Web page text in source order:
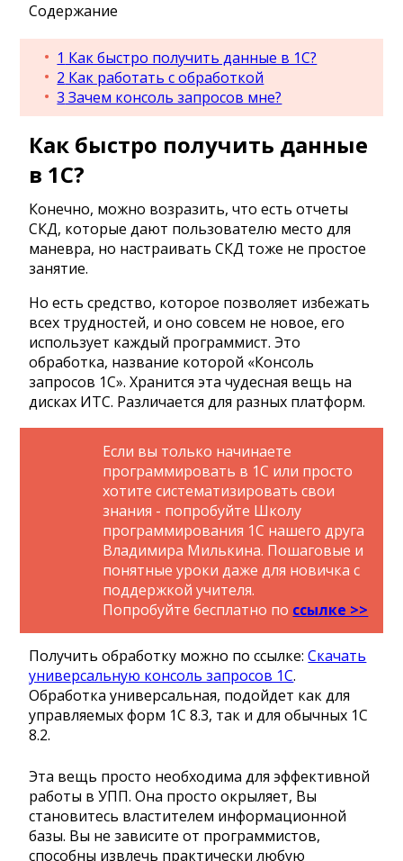
Содержание
1 Как быстро получить данные в 1С?
2 Как работать с обработкой
3 Зачем консоль запросов мне?
Как быстро получить данные
в 1С?
Конечно, можно возразить, что есть отчеты
СКД, которые дают пользователю место для
маневра, но настраивать СКД тоже не простое
занятие.
Но есть средство, которое позволяет избежать
всех трудностей, и оно совсем не новое, его
использует каждый программист. Это
обработка, название которой «Консоль
запросов 1С». Хранится эта чудесная вещь на
дисках ИТС. Различается для разных платформ.
Если вы только начинаете
программировать в 1С или просто
хотите систематизировать свои
знания - попробуйте Школу
программирования 1С нашего друга
Владимира Милькина. Пошаговые и
понятные уроки даже для новичка с
поддержкой учителя.
Попробуйте бесплатно по ссылке >>
Получить обработку можно по ссылке:Скачать
универсальную консоль запросов 1С.
Обработка универсальная, подойдет как для
управляемых форм 1С 8.3, так и для обычных 1С
8.2.
Эта вещь просто необходима для эффективной
работы в УПП. Она просто окрыляет, Вы
становитесь властителем информационной
базы. Вы не зависите от программистов,
способны извлечь практически любую